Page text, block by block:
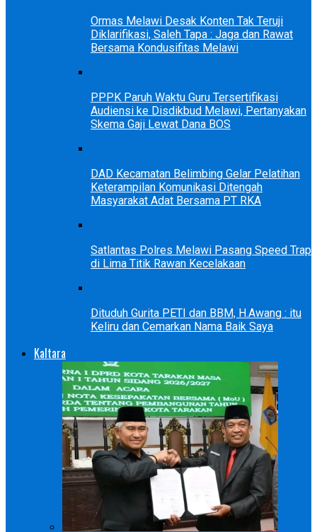
Ormas Melawi Desak Konten Tak Teruji
Diklarifikasi, Saleh Tapa : Jaga dan Rawat
Bersama Kondusifitas Melawi
PPPK Paruh Waktu Guru Tersertifikasi
Audiensi ke Disdikbud Melawi, Pertanyakan
Skema Gaji Lewat Dana BOS
DAD Kecamatan Belimbing Gelar Pelatihan
Keterampilan Komunikasi Ditengah
Masyarakat Adat Bersama PT RKA
Satlantas Polres Melawi Pasang Speed Trap
di Lima Titik Rawan Kecelakaan
Dituduh Gurita PETI dan BBM, H.Awang : itu
Keliru dan Cemarkan Nama Baik Saya
Kaltara